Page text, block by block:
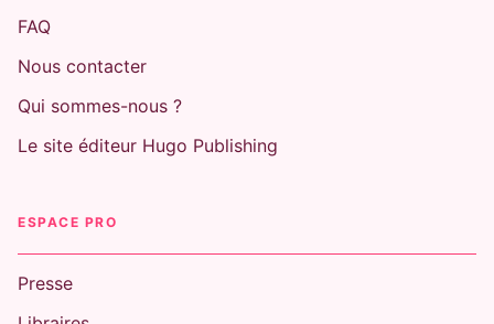
FAQ
Nous contacter
Qui sommes-nous ?
Le site éditeur Hugo Publishing
ESPACE PRO
Presse